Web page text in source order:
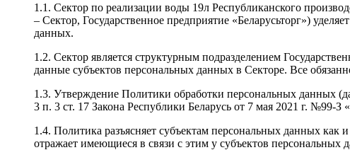
1.1. Сектор по реализации воды 19л Республиканского
– Сектор, Государственное предприятие «Беларусьторг»)
данных.
1.2. Сектор является структурным подразделением
данные субъектов персональных данных в Секторе. Все
1.3. Утверждение Политики обработки персональных данных
3 п. 3 ст. 17 Закона Республики Беларусь от 7 мая 2021 г. №99-
1.4. Политика разъясняет субъектам персональных данных
отражает имеющиеся в связи с этим у субъектов персональных